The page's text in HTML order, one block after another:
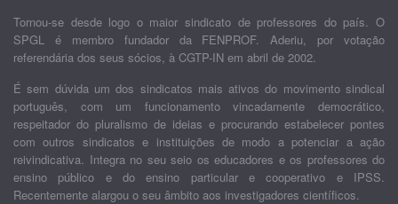
Tornou-se desde logo o maior sindicato de professores do país. O
SPGL é membro fundador da FENPROF. Aderiu, por votação
referendária dos seus sócios, à CGTP-IN em abril de 2002.
É sem dúvida um dos sindicatos mais ativos do movimento sindical
português, com um funcionamento vincadamente democrático,
respeitador do pluralismo de ideias e procurando estabelecer pontes
com outros sindicatos e instituições de modo a potenciar a ação
reivindicativa. Integra no seu seio os educadores e os professores do
ensino público e do ensino particular e cooperativo e IPSS.
Recentemente alargou o seu âmbito aos investigadores científicos.